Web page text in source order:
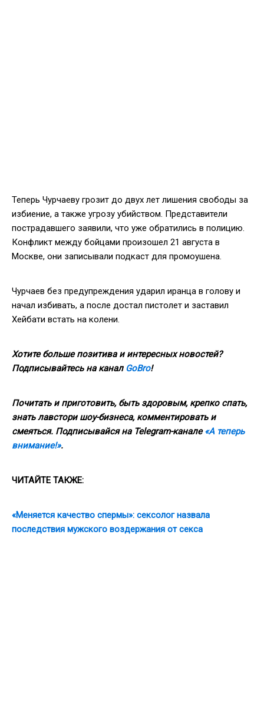
Теперь Чурчаеву грозит до двух лет лишения свободы за
избиение, а также угрозу убийством. Представители
пострадавшего заявили, что уже обратились в полицию.
Конфликт между бойцами произошел 21 августа в
Москве, они записывали подкаст для промоушена.
Чурчаев без предупреждения ударил иранца в голову и
начал избивать, а после достал пистолет и заставил
Хейбати встать на колени.
Хотите больше позитива и интересных новостей?
Подписывайтесь на канал GoBro!
Почитать и приготовить, быть здоровым, крепко спать,
знать лавстори шоу-бизнеса, комментировать и
смеяться. Подписывайся на Telegram-канале«А теперь
внимание!».
ЧИТАЙТЕ ТАКЖЕ:
«Меняется качество спермы»: сексолог назвала
последствия мужского воздержания от секса